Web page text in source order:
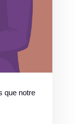
que notre